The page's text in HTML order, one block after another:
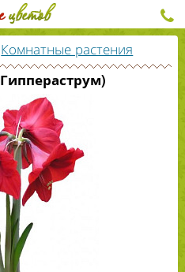
Комнатные растения